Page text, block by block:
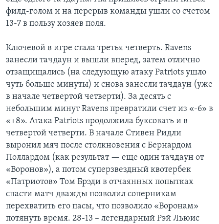
филд-голом и на перерыв команды ушли со счетом
13-7 в пользу хозяев поля.
Ключевой в игре стала третья четверть. Ravens
занесли тачдаун и вышли вперед, затем отлично
отзащищались (на следующую атаку Patriots ушло
чуть больше минуты) и снова занесли тачдаун (уже
в начале четвертой четверти). За десять с
небольшим минут Ravens превратили счет из «-6» в
«+8». Атака Patriots продолжила буксовать и в
четвертой четверти. В начале Стивен Ридли
выронил мяч после столкновения с Бернардом
Поллардом (как результат — еще один тачдаун от
«Воронов»), а потом суперзвездный квотербек
«Патриотов» Том Брэди в отчаянных попытках
спасти матч дважды позволил соперникам
перехватить его пасы, что позволило «Воронам»
потянуть время. 28-13 – легендарный Рэй Льюис